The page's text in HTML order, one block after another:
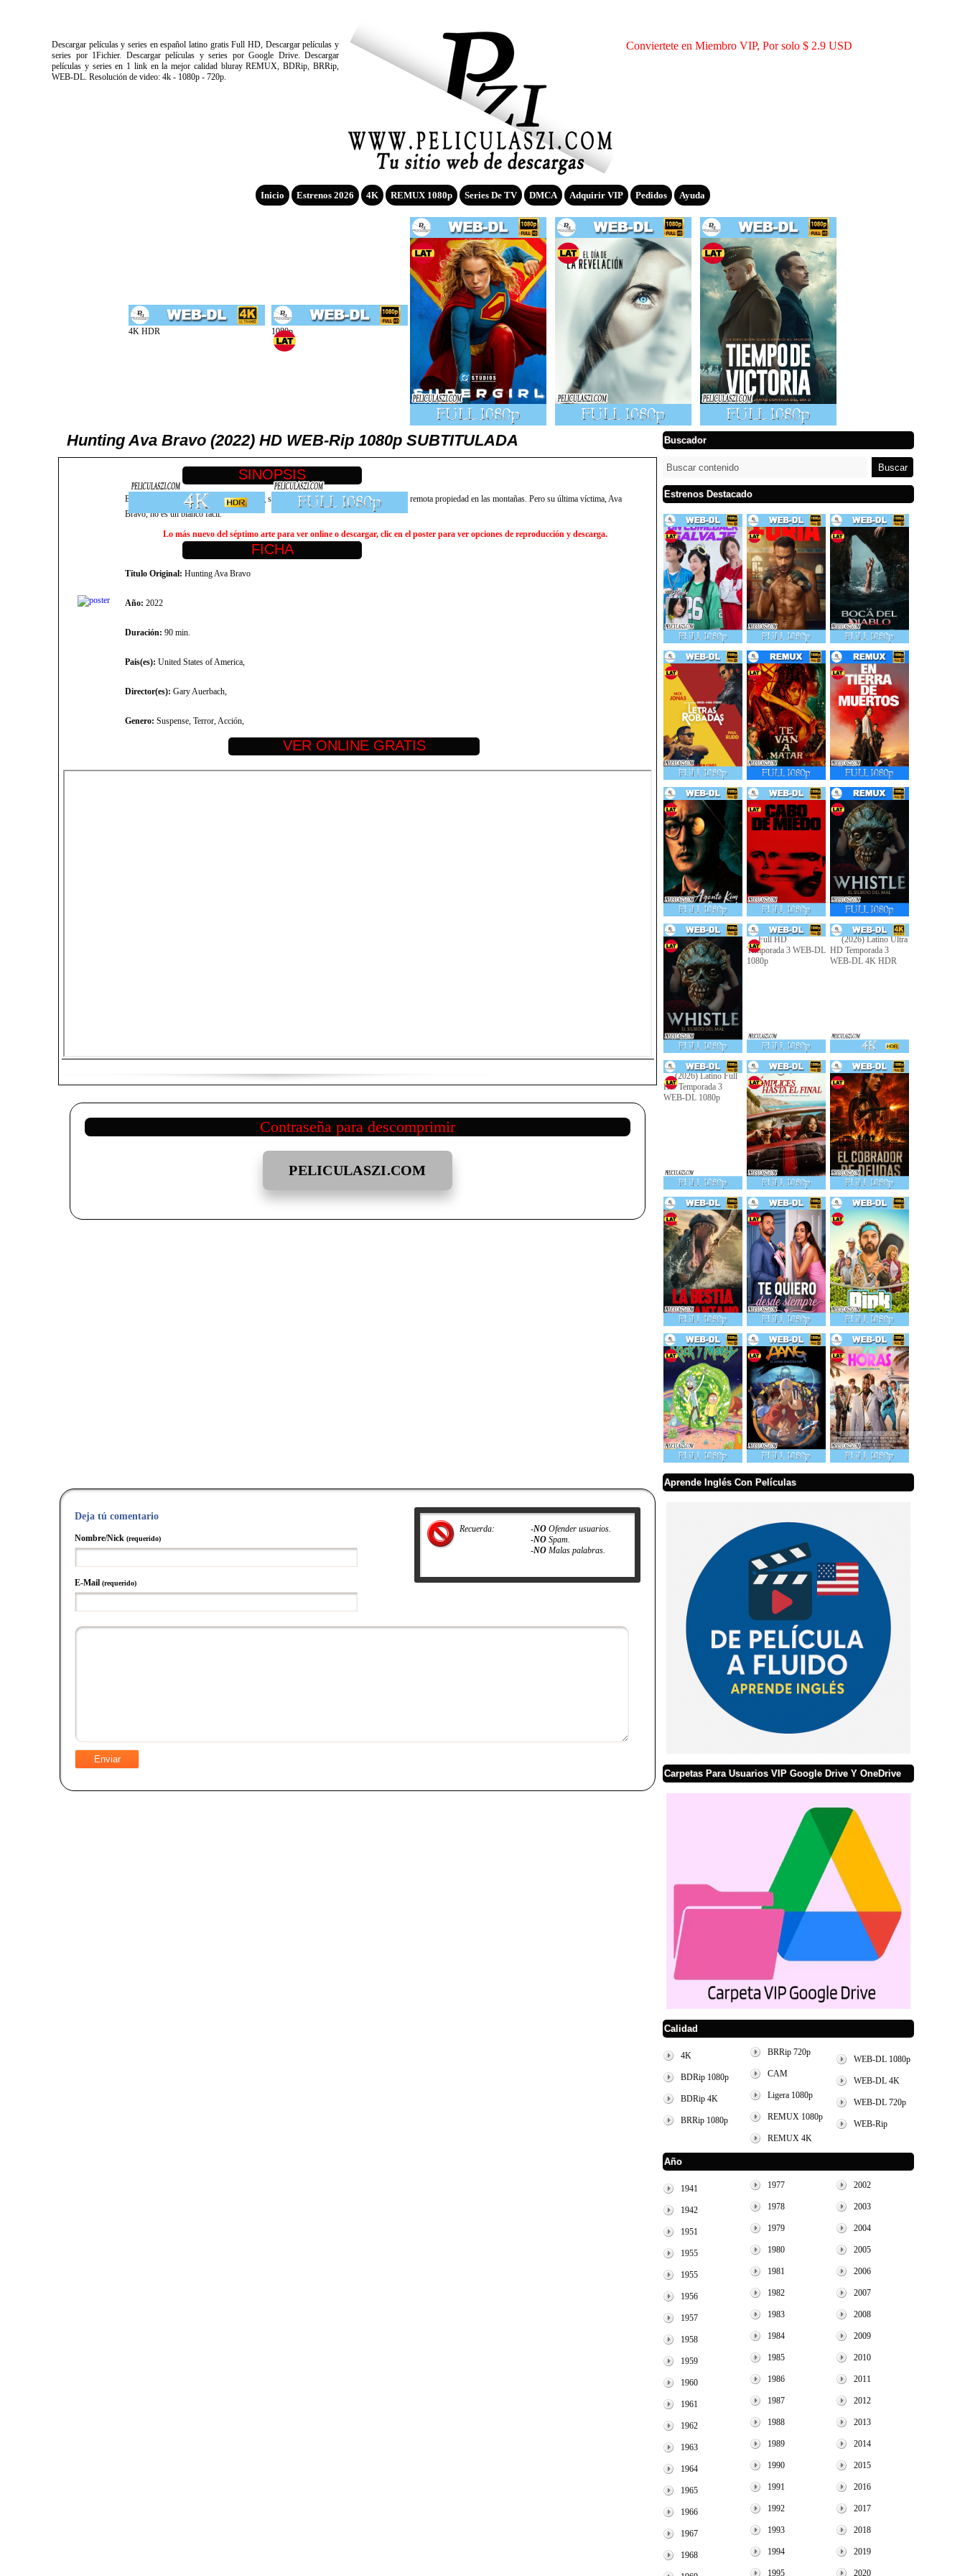
Descargar películas y series en español latino gratis Full HD, Descargar películas y
series por 1Fichier. Descargar películas y series por Google Drive. Descargar
películas y series en 1 link en la mejor calidad bluray REMUX, BDRip, BRRip,
WEB-DL. Resolución de video: 4k - 1080p - 720p.
Conviertete en Miembro VIP, Por solo $ 2.9 USD
Inicio Estrenos 2026 4K REMUX 1080p Series De TV DMCA Adquirir VIP Pedidos Ayuda
Hunting Ava Bravo (2022) HD WEB-Rip 1080p SUBTITULADA
El deportista multimillonario Buddy King se relaja cazando cautivos humanos en su remota propiedad en las montañas. Pero su última víctima, Ava
Bravo, no es un blanco fácil.
Lo más nuevo del séptimo arte para ver online o descargar, clic en el poster para ver opciones de reproducción y descarga.
Título Original: Hunting Ava Bravo
Año: 2022
Duración: 90 min.
Pais(es): United States of America,
Director(es): Gary Auerbach,
Genero: Suspense, Terror, Acción,
Contraseña para descomprimir
PELICULASZI.COM
Recuerda: -NOOfender usuarios.
-NOSpam.
-NOMalas palabras.
Deja tú comentario
Nombre/Nick (requerido)
E-Mail (requerido)
Buscador
Estrenos Destacado
Aprende Inglés Con Películas
Carpetas Para Usuarios VIP Google Drive Y OneDrive
Calidad
4K
BDRip 1080p
BDRip 4K
BRRip 1080p
BRRip 720p
CAM
Ligera 1080p
REMUX 1080p
REMUX 4K
WEB-DL 1080p
WEB-DL 4K
WEB-DL 720p
WEB-Rip
Año
1941
1942
1951
1955
1955
1956
1957
1958
1959
1960
1961
1962
1963
1964
1965
1966
1967
1968
1977
1978
1979
1980
1981
1982
1983
1984
1985
1986
1987
1988
1989
1990
1991
1992
1993
1994
1995
2002
2003
2004
2005
2006
2007
2008
2009
2010
2011
2012
2013
2014
2015
2016
2017
2018
2019
2020